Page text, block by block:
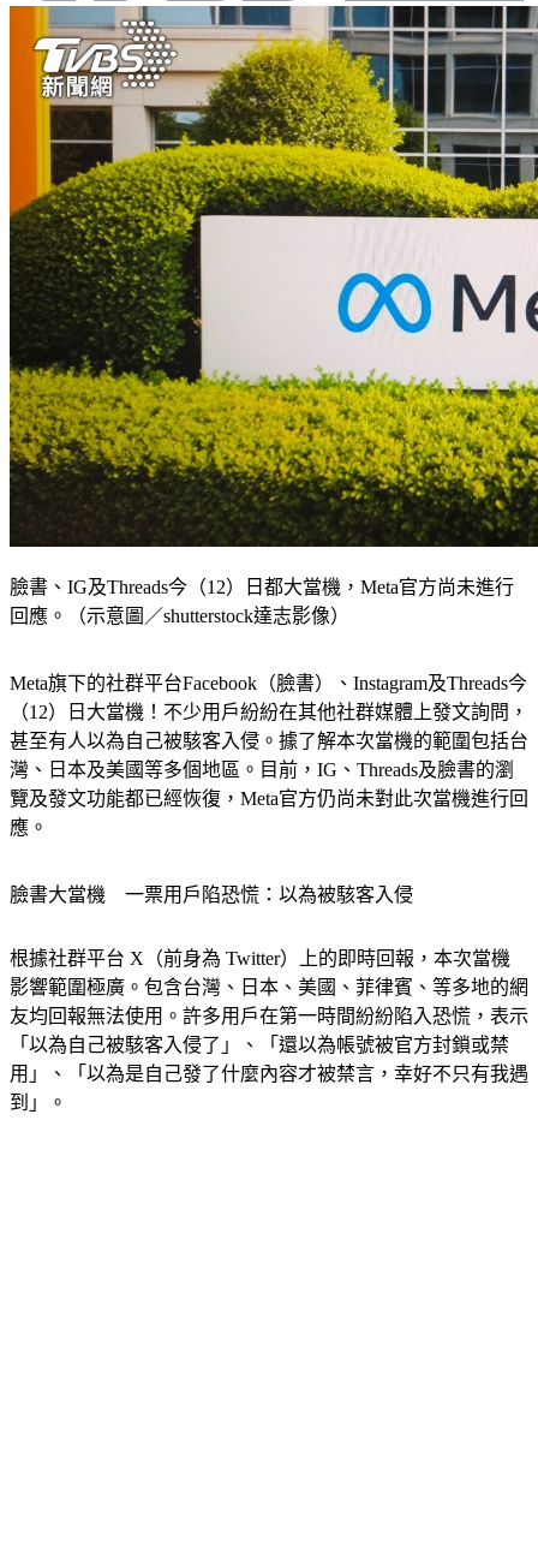
臉書、IG及Threads今（12）日都大當機，Meta官方尚未進行
Meta旗下的社群平台Facebook（臉書）、Instagram及Threads今
（12）日大當機！不少用戶紛紛在其他社群媒體上發文詢問，
甚至有人以為自己被駭客入侵。據了解本次當機的範圍包括台
灣、日本及美國等多個地區。目前，IG、Threads及臉書的瀏
覽及發文功能都已經恢復，Meta官方仍尚未對此次當機進行回
根據社群平台 X（前身為 Twitter）上的即時回報，本次當機
影響範圍極廣。包含台灣、日本、美國、菲律賓、等多地的網
友均回報無法使用。許多用戶在第一時間紛紛陷入恐慌，表示
「以為自己被駭客入侵了」、「還以為帳號被官方封鎖或禁
用」、「以為是自己發了什麼內容才被禁言，幸好不只有我遇